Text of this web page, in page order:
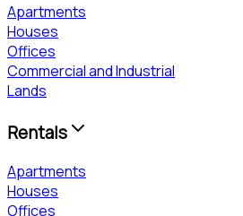
Apartments
Houses
Offices
Commercial and Industrial
Lands
Rentals
Apartments
Houses
Offices